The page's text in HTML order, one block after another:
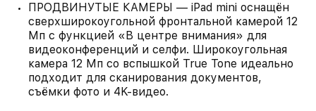
ПРОДВИНУТЫЕ КАМЕРЫ — iPad mini оснащён
сверхширокоугольной фронтальной камерой 12
Мп с функцией «В центре внимания» для
видеоконференций и селфи. Широкоугольная
камера 12 Мп со вспышкой True Tone идеально
подходит для сканирования документов,
съёмки фото и 4K‑видео.